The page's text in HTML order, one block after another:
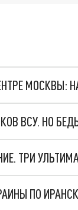
МОСКВЫ:
ВСУ. НО
ПО